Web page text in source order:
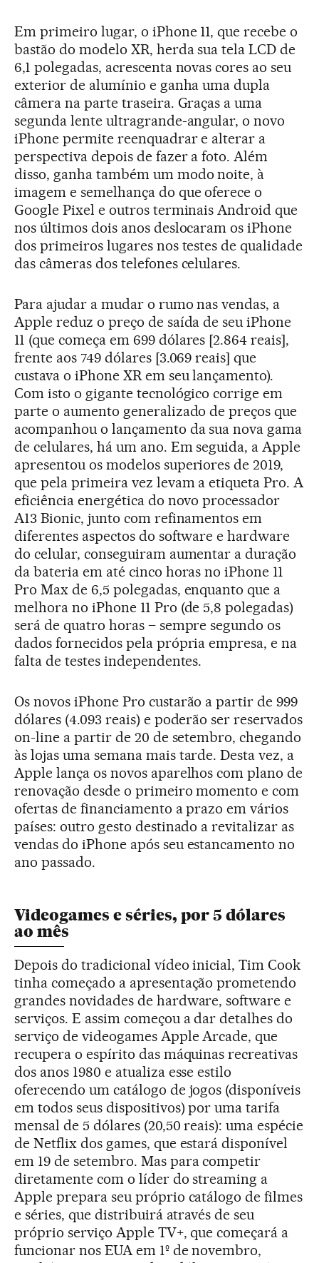
Em primeiro lugar, o iPhone 11, que recebe o
bastão do modelo XR, herda sua tela LCD de
6,1 polegadas, acrescenta novas cores ao seu
exterior de alumínio e ganha uma dupla
câmera na parte traseira. Graças a uma
segunda lente ultragrande-angular, o novo
iPhone permite reenquadrar e alterar a
perspectiva depois de fazer a foto. Além
disso, ganha também um modo noite, à
imagem e semelhança do que oferece o
Google Pixel e outros terminais Android que
nos últimos dois anos deslocaram os iPhone
dos primeiros lugares nos testes de qualidade
das câmeras dos telefones celulares.
Para ajudar a mudar o rumo nas vendas, a
Apple reduz o preço de saída de seu iPhone
11 (que começa em 699 dólares [2.864 reais],
frente aos 749 dólares [3.069 reais] que
custava o iPhone XR em seu lançamento).
Com isto o gigante tecnológico corrige em
parte o aumento generalizado de preços que
acompanhou o lançamento da sua nova gama
de celulares, há um ano. Em seguida, a Apple
apresentou os modelos superiores de 2019,
que pela primeira vez levam a etiqueta Pro. A
eficiência energética do novo processador
A13 Bionic, junto com refinamentos em
diferentes aspectos do software e hardware
do celular, conseguiram aumentar a duração
da bateria em até cinco horas no iPhone 11
Pro Max de 6,5 polegadas, enquanto que a
melhora no iPhone 11 Pro (de 5,8 polegadas)
será de quatro horas – sempre segundo os
dados fornecidos pela própria empresa, e na
falta de testes independentes.
Os novos iPhone Pro custarão a partir de 999
dólares (4.093 reais) e poderão ser reservados
on-line a partir de 20 de setembro, chegando
às lojas uma semana mais tarde. Desta vez, a
Apple lança os novos aparelhos com plano de
renovação desde o primeiro momento e com
ofertas de financiamento a prazo em vários
países: outro gesto destinado a revitalizar as
vendas do iPhone após seu estancamento no
ano passado.
Videogames e séries, por 5 dólares
ao mês
Depois do tradicional vídeo inicial, Tim Cook
tinha começado a apresentação prometendo
grandes novidades de hardware, software e
serviços. E assim começou a dar detalhes do
serviço de videogames Apple Arcade, que
recupera o espírito das máquinas recreativas
dos anos 1980 e atualiza esse estilo
oferecendo um catálogo de jogos (disponíveis
em todos seus dispositivos) por uma tarifa
mensal de 5 dólares (20,50 reais): uma espécie
de Netflix dos games, que estará disponível
em 19 de setembro. Mas para competir
diretamente com o líder do streaming a
Apple prepara seu próprio catálogo de filmes
e séries, que distribuirá através de seu
próprio serviço Apple TV+, que começará a
funcionar nos EUA em 1º de novembro,